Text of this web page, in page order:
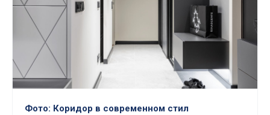
Фото: Коридор в современном стил